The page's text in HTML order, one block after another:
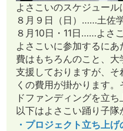
よさこいのスケジュール
８月９日（日）……土佐
８月10日・11日……よさ
よさこいに参加するに
費はもちろんのこと、
支援しておりますが、
くの費用が掛かります
ドファンディングを立ち
以下はよさこい踊り子隊
・プロジェクト立ち上げ